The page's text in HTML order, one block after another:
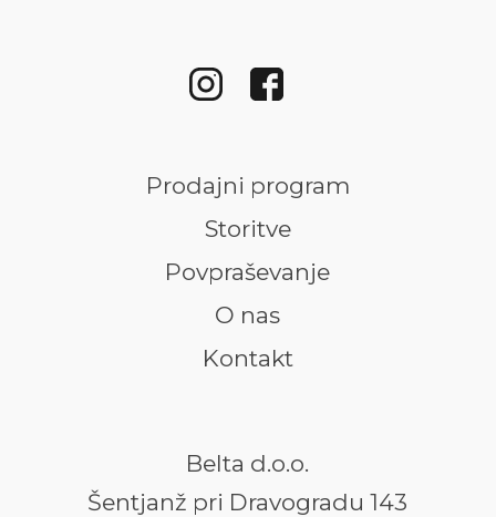
Prodajni program
Storitve
Povpraševanje
O nas
Kontakt
Belta d.o.o.
Šentjanž pri Dravogradu 143